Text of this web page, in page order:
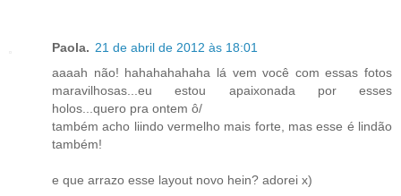
Paola. 21 de abril de 2012 às 18:01
aaaah não! hahahahahaha lá vem você com essas fotos
maravilhosas...eu estou apaixonada por esses
holos...quero pra ontem ô/
também acho liindo vermelho mais forte, mas esse é lindão
também!
e que arrazo esse layout novo hein? adorei x)